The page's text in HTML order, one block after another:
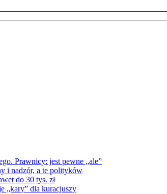
Prawnicy: jest pewne „ale”
i nadzór, a te polityków
do 30 tys. zł
„kary” dla kuracjuszy